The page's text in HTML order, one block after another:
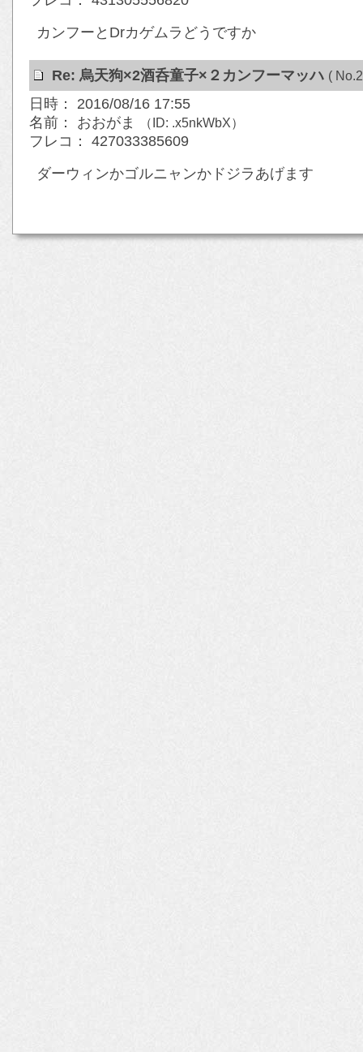
カンフーとDrカゲムラどうですか
Re: 烏天狗×2酒呑童子×２カンフーマッハ (
日時： 2016/08/16 17:55
名前： おおがま
（ID: .x5nkWbX）
フレコ： 427033385609
ダーウィンかゴルニャンかドジラあげます